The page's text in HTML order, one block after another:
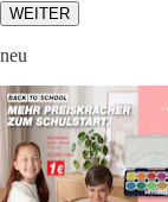
WEITER
neu